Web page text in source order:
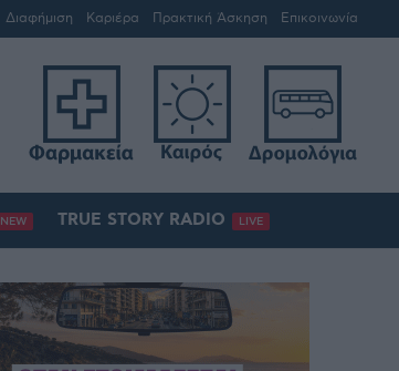
Διαφήμιση Καριέρα Πρακτική Άσκηση Επικοινωνία
NEW TRUE STORY RADIO LIVE